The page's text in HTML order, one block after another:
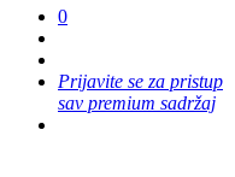
0
Prijavite se za pristup
sav premium sadržaj